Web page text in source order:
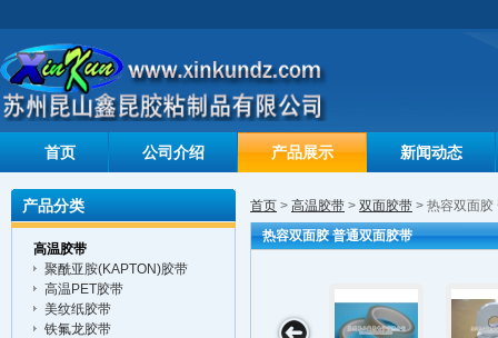
首页 公司介绍 产品展示 新闻动态
首页 > 高温胶带 > 双面胶带 > 热容双面胶
热容双面胶 普通双面胶带
产品分类
高温胶带
聚酰亚胺(KAPTON)胶带
高温PET胶带
美纹纸胶带
铁氟龙胶带